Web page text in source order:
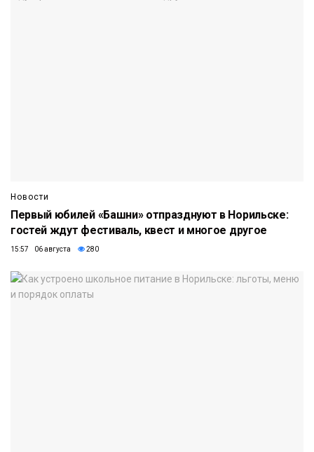
Новости
Первый юбилей «Башни» отпразднуют в Норильске:
гостей ждут фестиваль, квест и многое другое
15:57 06 августа 280